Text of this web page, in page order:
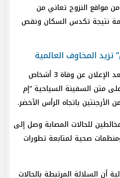
أن أكثر من 80% من مواقع النزوح تعاني من
نتيجة تكدس السكان ونقص
المخاوف العالمية
ازدادت حالة القلق العالمي بعد الإعلان عن وفاة 3 أشخاص
متن السفينة السياحية “إم
باتجاه الرأس الأخضر.
للحالات المصابة وصل إلى
صحية لمتابعة تطورات
أن السلالة المرتبطة بالحالات